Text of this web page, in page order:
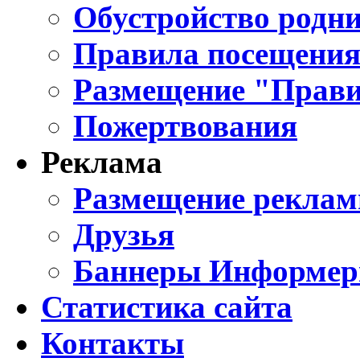
Обустройство
Правила
Размещение
Пожертвования
Реклама
Размещение
Друзья
Баннеры
Статистика сайта
Контакты